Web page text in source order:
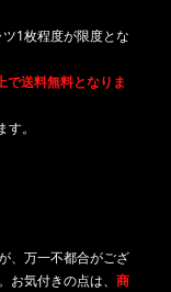
1枚程度が限度とな
で送料無料となりま
。
、万一不都合がござ
お気付きの点は、 商